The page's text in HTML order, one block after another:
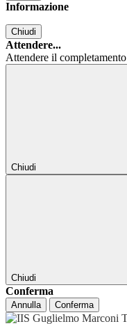
Informazione
Chiudi
Attendere...
Attendere il
Chiudi
Chiudi
Conferma
Annulla Conferma